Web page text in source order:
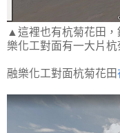
▲這裡也有杭菊花田，
樂化工對面有一大片
融樂化工對面杭菊花田